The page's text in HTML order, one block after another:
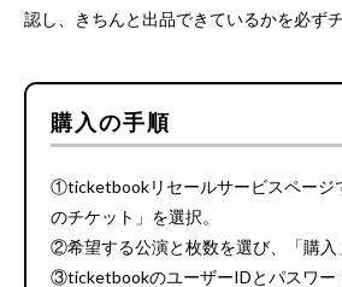
認し、きちんと出品できているかを必ず
購入の手順
①ticketbookリセールサービスページ
のチケット」を選択。
②希望する公演と枚数を選び、「購入
③ticketbookのユーザーIDとパスワー